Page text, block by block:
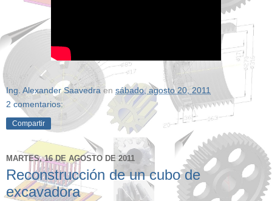
Ing. Alexander Saavedra en sábado, agosto 20, 2011
2 comentarios:
Compartir
MARTES, 16 DE AGOSTO DE 2011
Reconstrucción de un cubo de
excavadora